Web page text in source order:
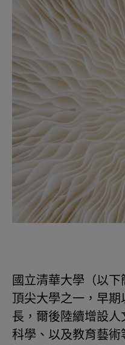
國立清華大學（以
頂尖大學之一，早
長，爾後陸續增設
科學、以及教育藝